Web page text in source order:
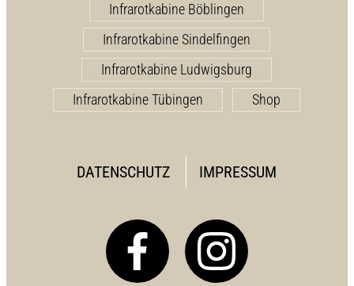
DATENSCHUTZ IMPRESSUM
Infrarotkabine Böblingen
Infrarotkabine Sindelfingen
Infrarotkabine Ludwigsburg
Infrarotkabine Tübingen
Shop